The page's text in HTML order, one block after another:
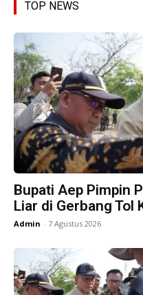
TOP NEWS
Bupati Aep Pimpin
Liar di Gerbang Tol
Admin - 7 Agustus 2026